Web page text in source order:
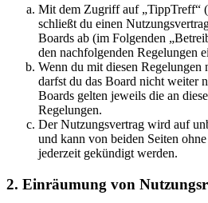
Mit dem Zugriff auf „TippTreff“
schließt du einen
Boards ab (im Folgenden
den nachfolgenden Regelungen
Wenn du mit diesen Regelungen
darfst du das Board nicht weiter
Boards gelten jeweils die an
Regelungen.
Der Nutzungsvertrag wird auf
und kann von beiden Seiten
jederzeit gekündigt werden.
2. Einräumung von